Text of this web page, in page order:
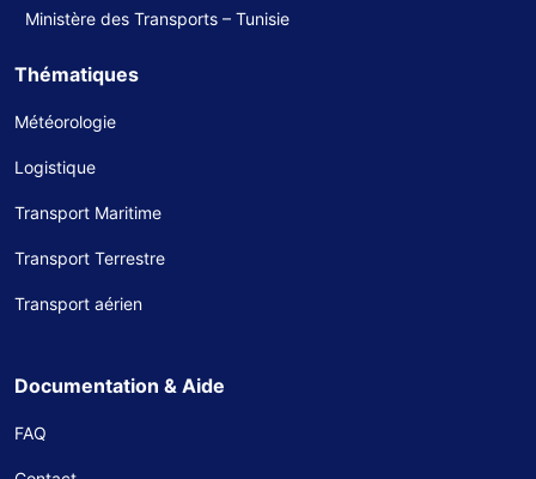
Ministère des Transports – Tunisie
Thématiques
Météorologie
Logistique
Transport Maritime
Transport Terrestre
Transport aérien
Documentation & Aide
FAQ